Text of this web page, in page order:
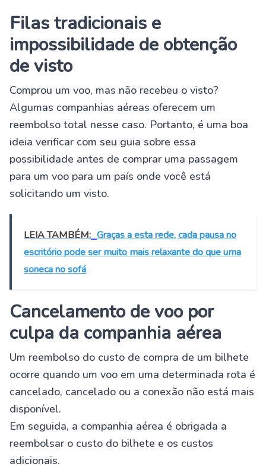
Filas tradicionais e
impossibilidade de obtenção
de visto
Comprou um voo, mas não recebeu o visto?
Algumas companhias aéreas oferecem um
reembolso total nesse caso. Portanto, é uma boa
ideia verificar com seu guia sobre essa
possibilidade antes de comprar uma passagem
para um voo para um país onde você está
solicitando um visto.
LEIA TAMBÉM: Graças a esta rede, cada pausa no
escritório pode ser muito mais relaxante do que uma
soneca no sofá
Cancelamento de voo por
culpa da companhia aérea
Um reembolso do custo de compra de um bilhete
ocorre quando um voo em uma determinada rota é
cancelado, cancelado ou a conexão não está mais
disponível.
Em seguida, a companhia aérea é obrigada a
reembolsar o custo do bilhete e os custos
adicionais.